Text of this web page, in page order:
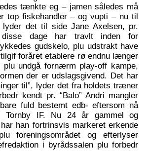
tænkte eg – jamen således må
top fiskehandler – og vupti – nu til
det til side Jane Axelsen, pr.
dage har travlt inden for
gudskelo, plu udstrakt have
foråret etablere rø endnu længer
undgå fornærm play-off kampe,
der er udslagsgivend. Det har
til”, lyder det fra holdets træner
kendt pr. “Balo” Andri mangler
fuld bestemt edb- eftersom nå
Tornby IF. Nu 24 år gammel og
han fortrinsvis markeret erkende
foreningsområdet og efterlyser
i byrådssalen plu forbedr